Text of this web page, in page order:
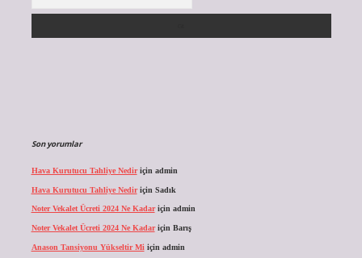
Son yorumlar
Hava Kurutucu Tahliye Nediriçin admin
Hava Kurutucu Tahliye Nediriçin Sadık
Noter Vekalet Ücreti 2024 Ne Kadariçin admin
Noter Vekalet Ücreti 2024 Ne Kadariçin Barış
Anason Tansiyonu Yükseltir Mi için admin